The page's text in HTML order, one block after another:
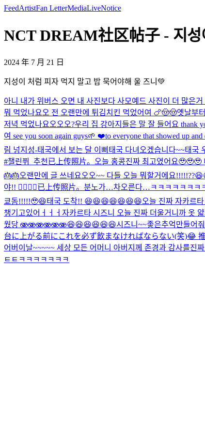
FeedArtistFan LetterMediaLiveNotice
NCT DREAM社区帖子 - 지성
2024 年 7 月 21 日
지성이 처럼 피자 먹지 말고 밥 묵어야해 울 즈니💚
아니 내가 위버스 오면 내 사진보다 사모예드 사진이 더 많은
뭐 먹었나요오 전 오랜만에 튀김치킨 먹었어여 🍗🤠🤠옛날부
저녁 먹었나요오오오?우리 집 강아지들은 말 잘 들어요 thank
여 see you soon again guys🌱 ❤️to everyone that showed up and
림 넝지성-태국에서 보는 달 이뻐 태국 다녀오겠습니다~~태국
#챌린쮜_추천已上传照片。 오늘 홍콩진짜 최고였어요🥹🥹🥹
🎂🎂오랜만에 글 쓰네요오오~~ 다들 오늘 뭐할거에요
야!! 🙂‍↕️🙂‍↕️已上传照片。 분노가…차오른다…ㅋㅋㅋㅋㅋㅋㅋ
쿄돔!!!!!🥹😆태국 도착!! 😆😆😆😆😆😆😆오늘 진짜 자카르
챙기고있어ㅓㅓㅓ 자카르타 시즈니 오늘 진짜 더울거니까 옷
웠당 🫨🫨🫨🫨🫨🫨😆😆😆😆😆😆시즈니~~좋은추억만들어
台に上がる前にこれを必ず飲まなければならない(笑)😂
어버이날~~~~~ 세상 모든 어머니 아버지께 존경과 감사를진
ㅌㅌㅋㅋㅋㅋㅋㅋㅋ